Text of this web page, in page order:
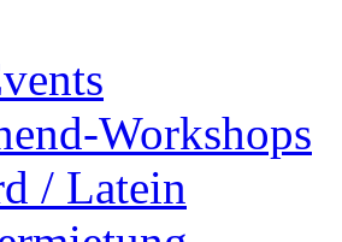
Workshops
/ Latein